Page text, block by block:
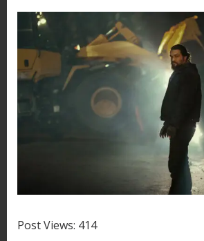
Post Views: 414